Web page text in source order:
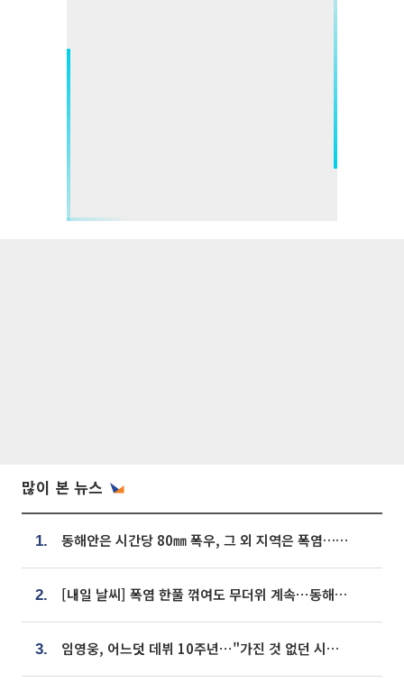
많이 본 뉴스
1. 동해안은 시간당 80㎜ 폭우, 그 외 지역은 폭염…‘극과 극 날씨’
2. [내일 날씨] 폭염 한풀 꺾여도 무더위 계속⋯동해안 이틀 연속 비
3. 임영웅, 어느덧 데뷔 10주년⋯"가진 것 없던 시절, 내 앞엔 20명의 팬뿐"